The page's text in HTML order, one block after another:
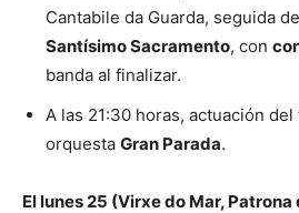
Cantabile da Guarda, seguida
Santísimo Sacramento, con
banda al finalizar.
A las 21:30 horas, actuación del
orquesta Gran Parada.
El lunes 25 (Virxe do Mar, Patrona